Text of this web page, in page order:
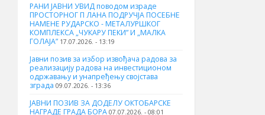
РАНИ ЈАВНИ УВИД поводом израде
ПРОСТОРНОГ П ЛАНА ПОДРУЧЈА ПОСЕБНЕ
НАМЕНЕ РУДАРСКО - МЕТАЛУРШКОГ
КОМПЛЕКСА „ЧУКАРУ ПЕКИ” И „МАЛКА
ГОЛАЈА” 17.07.2026. - 13:19
Јавни позив за избор извођача радова за
реализацију радова на инвестиционом
одржавању и унапређењу својстава
зграда 09.07.2026. - 13:36
ЈАВНИ ПОЗИВ ЗА ДОДЕЛУ ОКТOБАРСКЕ
НАГРАДЕ ГРАДА БОРА 07.07.2026. - 08:01